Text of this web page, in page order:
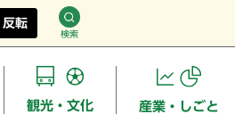
反転
検索
観光・文化 産業・しごと